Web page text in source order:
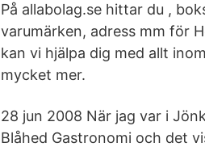
På allabolag.se hittar du ,
varumärken, adress mm för
kan vi hjälpa dig med allt
mycket mer.
28 jun 2008 När jag var i
Blåhed Gastronomi och det